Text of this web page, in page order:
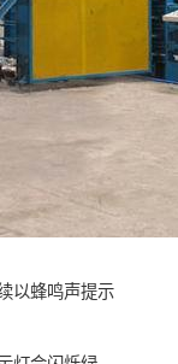
以蜂鸣声提示